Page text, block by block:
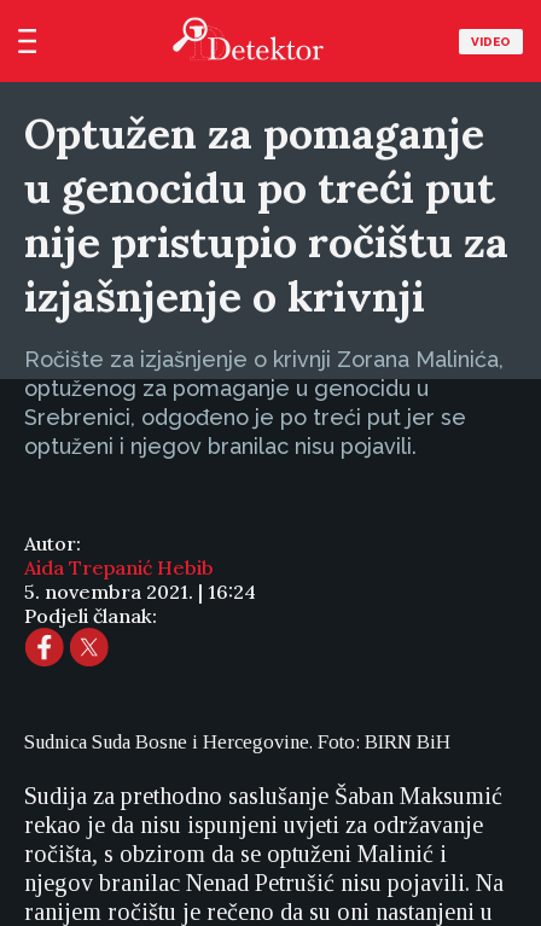
VIDEO
Optužen za pomaganje
u genocidu po treći put
nije pristupio ročištu za
izjašnjenje o krivnji
Ročište za izjašnjenje o krivnji Zorana Malinića,
optuženog za pomaganje u genocidu u
Srebrenici, odgođeno je po treći put jer se
optuženi i njegov branilac nisu pojavili.
Autor:
Aida Trepanić Hebib
5. novembra 2021. | 16:24
Podjeli članak:
Sudnica Suda Bosne i Hercegovine. Foto: BIRN BiH
Sudija za prethodno saslušanje Šaban Maksumić
rekao je da nisu ispunjeni uvjeti za održavanje
ročišta, s obzirom da se optuženi Malinić i
njegov branilac Nenad Petrušić nisu pojavili. Na
ranijem ročištu je rečeno da su oni nastanjeni u